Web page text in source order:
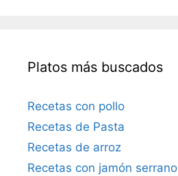
Platos más buscados
Recetas con pollo
Recetas de Pasta
Recetas de arroz
Recetas con jamón serrano